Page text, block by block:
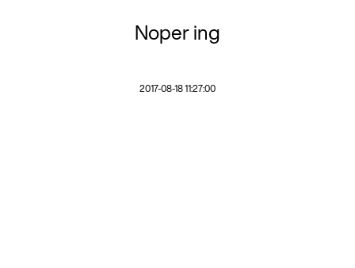
Noper ing
2017-08-18 11:27:00